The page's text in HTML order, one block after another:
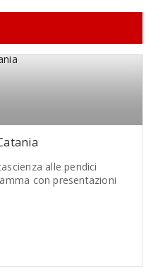
alle pendici
con presentazioni